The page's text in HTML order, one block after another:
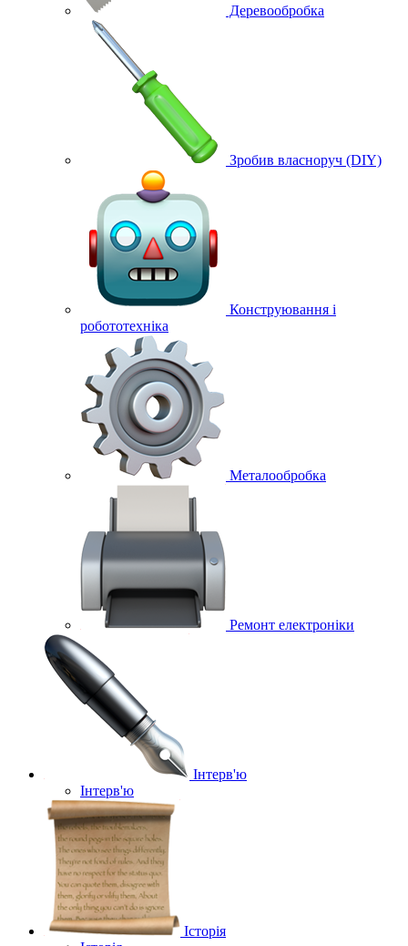
Деревообробка
Зробив власноруч (DIY)
Конструювання і
робототехніка
Металообробка
Ремонт електроніки
Інтерв'ю
Інтерв'ю
Історія